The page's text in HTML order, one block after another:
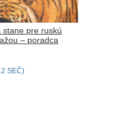
stane pre ruskú
– poradca
SEČ)